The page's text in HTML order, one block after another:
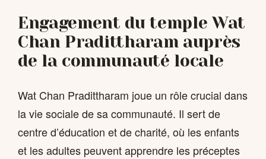
Engagement du temple Wat
Chan Pradittharam auprès
de la communauté locale
Wat Chan Pradittharam joue un rôle crucial dans
la vie sociale de sa communauté. Il sert de
centre d’éducation et de charité, où les enfants
et les adultes peuvent apprendre les préceptes